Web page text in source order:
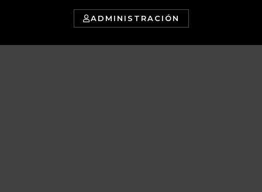
ADMINISTRACIÓN